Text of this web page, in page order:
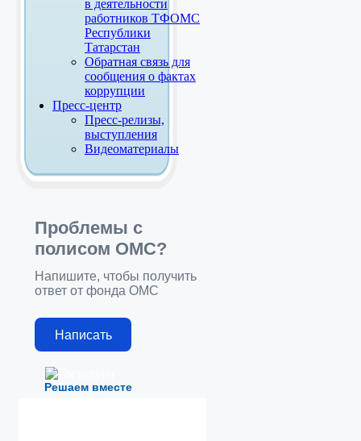
в деятельности
работников ТФОМС
Республики
Татарстан
Обратная связь для
сообщения о фактах
коррупции
Пресс-центр
Пресс-релизы,
выступления
Видеоматериалы
Решаем вместе
Проблемы с
полисом ОМС?
Напишите, чтобы получить
ответ от фонда ОМС
Написать